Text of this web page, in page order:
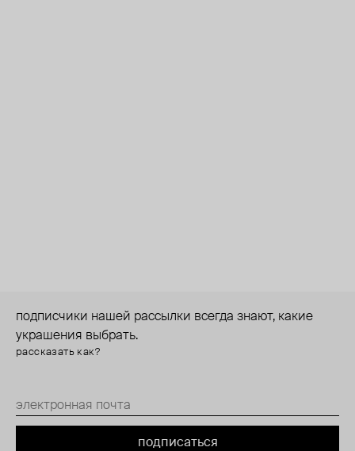
подписчики нашей рассылки всегда знают, какие
украшения выбрать.
рассказать как?
подписаться